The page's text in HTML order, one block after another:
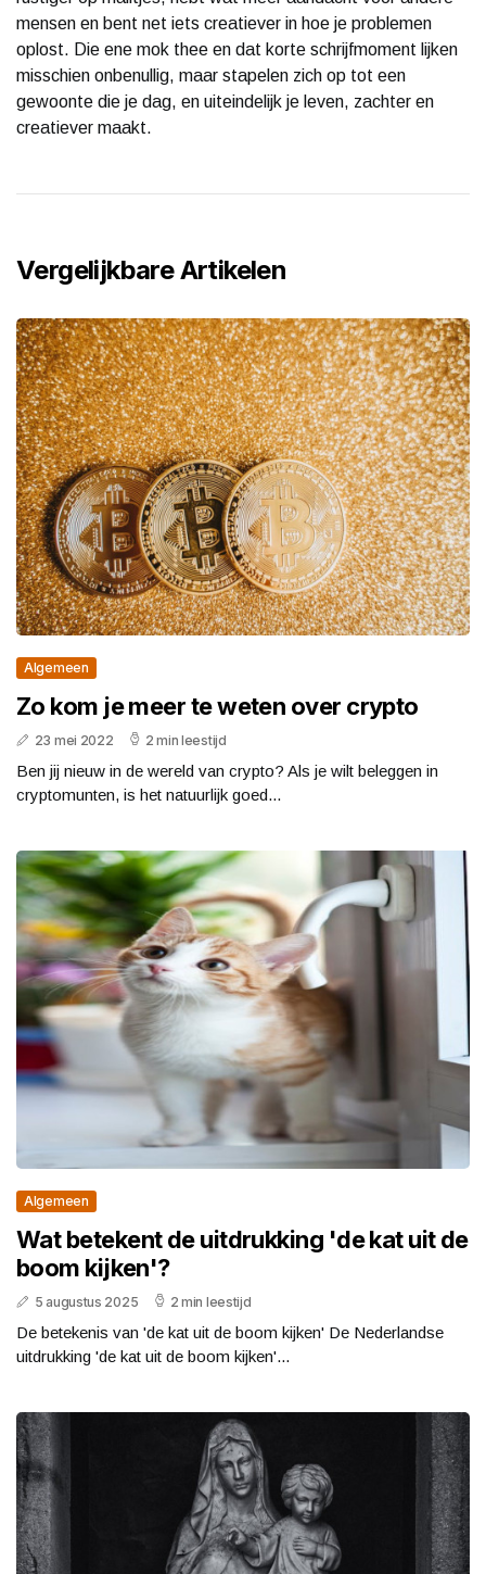
mensen en bent net iets creatiever in hoe je problemen
oplost. Die ene mok thee en dat korte schrijfmoment lijken
misschien onbenullig, maar stapelen zich op tot een
gewoonte die je dag, en uiteindelijk je leven, zachter en
creatiever maakt.
Vergelijkbare Artikelen
Algemeen
Zo kom je meer te weten over crypto
23 mei 2022 2 min leestijd
Ben jij nieuw in de wereld van crypto? Als je wilt beleggen in
cryptomunten, is het natuurlijk goed...
Algemeen
Wat betekent de uitdrukking 'de kat uit de
boom kijken'?
5 augustus 2025 2 min leestijd
De betekenis van 'de kat uit de boom kijken' De Nederlandse
uitdrukking 'de kat uit de boom kijken'...